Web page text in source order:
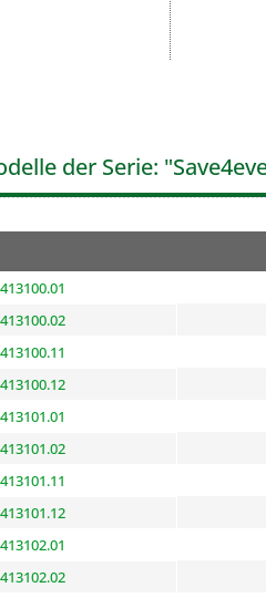
der Serie: